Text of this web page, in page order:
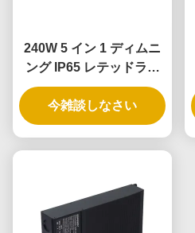
240W 5 イン 1 ディムニ
ング IP65 レテッドライ
ト ドライバとディム可能
なLED電源
今雑談しなさい